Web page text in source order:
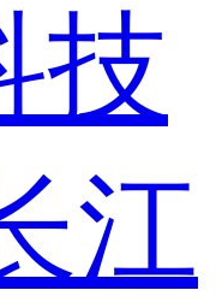
技
江